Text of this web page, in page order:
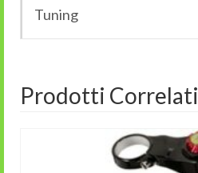
Tuning
Prodotti Correlati